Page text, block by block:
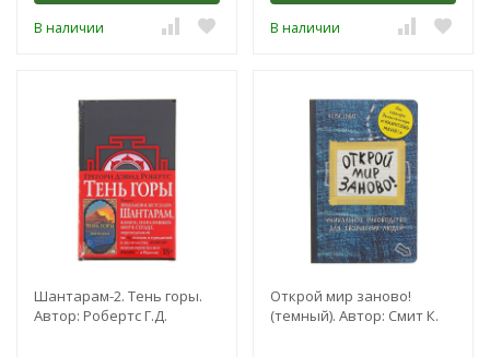
В наличии В наличии
Шантарам-2. Тень горы.
Автор: Робертс Г.Д.
Открой мир заново!
(темный). Автор: Смит К.